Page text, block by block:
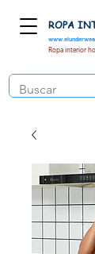
ROPA
Ropa interior